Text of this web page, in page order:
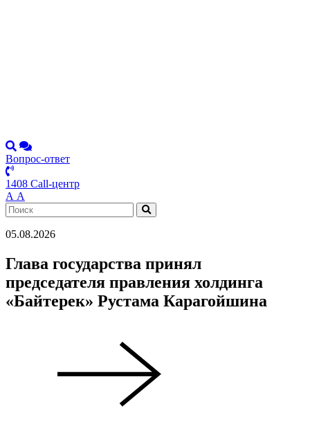
Вопрос-ответ
1408 Call-центр
А А
05.08.2026
Глава государства принял
председателя правления холдинга
«Байтерек» Рустама Карагойшина